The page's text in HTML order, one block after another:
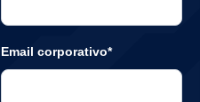
Email corporativo*